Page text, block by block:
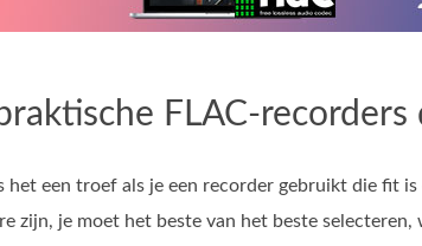
FLAC-
het een troef als je een recorder gebruikt die fit
zijn, je moet het beste van het beste